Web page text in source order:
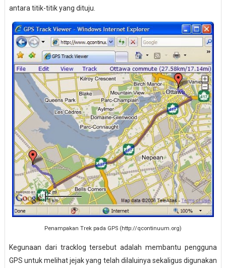
antara titik-titik yang dituju.
Penampakan Trek pada GPS (http://qcontinuum.org)
Kegunaan dari tracklog tersebut adalah membantu pengguna
GPS untuk melihat jejak yang telah dilaluinya sekaligus digunakan